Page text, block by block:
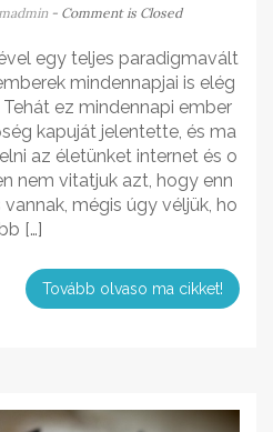
- Comment is Closed
egy teljes paradigmavált
mindennapjai is elég
ez mindennapi ember
kapuját jelentette, és ma
az életünket internet és o
nem vitatjuk azt, hogy enn
mégis úgy véljük, ho
[…]
Tovább olvaso ma cikket!